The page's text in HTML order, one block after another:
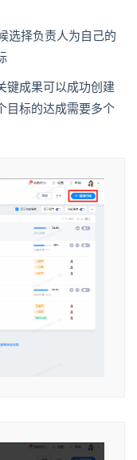
选择负责人为自己的
键成果可以成功创建
目标的达成需要多个